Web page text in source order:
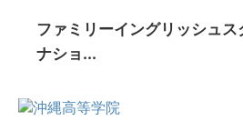
ファミリーイングリッシュ
ナショ...